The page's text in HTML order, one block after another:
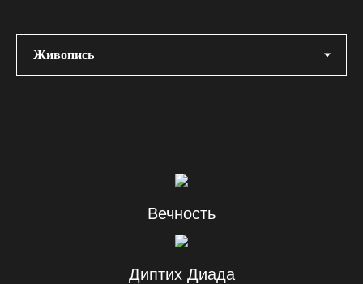
Вечность
Диптих Диада